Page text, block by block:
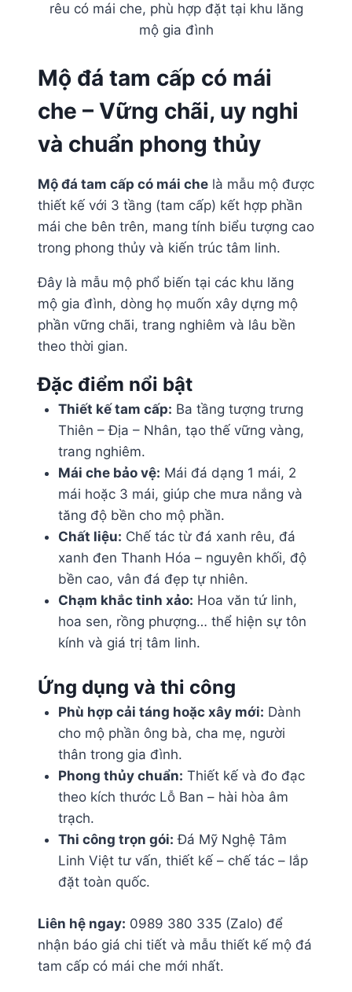
rêu có mái che, phù hợp đặt tại khu lăng
mộ gia đình
Mộ đá tam cấp có mái
che – Vững chãi, uy nghi
và chuẩn phong thủy
Mộ đá tam cấp có mái che là mẫu mộ được
thiết kế với 3 tầng (tam cấp) kết hợp phần
mái che bên trên, mang tính biểu tượng cao
trong phong thủy và kiến trúc tâm linh.
Đây là mẫu mộ phổ biến tại các khu lăng
mộ gia đình, dòng họ muốn xây dựng mộ
phần vững chãi, trang nghiêm và lâu bền
theo thời gian.
Đặc điểm nổi bật
Thiết kế tam cấp: Ba tầng tượng trưng
Thiên – Địa – Nhân, tạo thế vững vàng,
trang nghiêm.
Mái che bảo vệ: Mái đá dạng 1 mái, 2
mái hoặc 3 mái, giúp che mưa nắng và
tăng độ bền cho mộ phần.
Chất liệu: Chế tác từ đá xanh rêu, đá
xanh đen Thanh Hóa – nguyên khối, độ
bền cao, vân đá đẹp tự nhiên.
Chạm khắc tinh xảo: Hoa văn tứ linh,
hoa sen, rồng phượng… thể hiện sự tôn
kính và giá trị tâm linh.
Ứng dụng và thi công
Phù hợp cải táng hoặc xây mới: Dành
cho mộ phần ông bà, cha mẹ, người
thân trong gia đình.
Phong thủy chuẩn: Thiết kế và đo đạc
theo kích thước Lỗ Ban – hài hòa âm
trạch.
Thi công trọn gói: Đá Mỹ Nghệ Tâm
Linh Việt tư vấn, thiết kế – chế tác – lắp
đặt toàn quốc.
Liên hệ ngay: 0989 380 335 (Zalo) để
nhận báo giá chi tiết và mẫu thiết kế mộ đá
tam cấp có mái che mới nhất.